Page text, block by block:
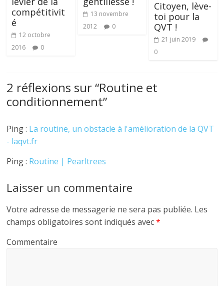
compétitivit
é
12 octobre
2016
0
13 novembre
2012
0
Citoyen, lève-
toi pour la
QVT !
21 juin 2019
0
2 réflexions sur “Routine et
conditionnement”
Ping : La routine, un obstacle à l'amélioration de la QVT
- laqvt.fr
Ping : Routine | Pearltrees
Laisser un commentaire
Votre adresse de messagerie ne sera pas publiée. Les
champs obligatoires sont indiqués avec*
Commentaire